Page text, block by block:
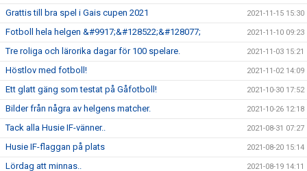
Grattis till bra spel i Gais cupen 2021 2021-11-15 15:30
Fotboll hela helgen &#9917;&#128522;&#128077; 2021-11-10 09:23
Tre roliga och lärorika dagar för 100 spelare. 2021-11-03 15:21
Höstlov med fotboll! 2021-11-02 14:09
Ett glatt gäng som testat på Gåfotboll! 2021-10-30 17:52
Bilder från några av helgens matcher. 2021-10-26 12:18
Tack alla Husie IF-vänner.. 2021-08-31 07:27
Husie IF-flaggan på plats 2021-08-20 15:14
Lördag att minnas.. 2021-08-19 14:11